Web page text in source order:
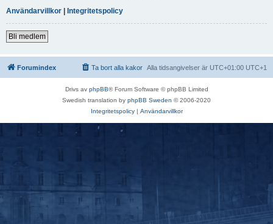
Användarvillkor | Integritetspolicy
Bli medlem
Forumindex Alla tidsangivelser är UTC+01:00 UTC+1
Ta bort alla kakor
Drivs av phpBB® Forum Software © phpBB Limited
Swedish translation by phpBB Sweden © 2006-2020
Integritetspolicy| Användarvillkor